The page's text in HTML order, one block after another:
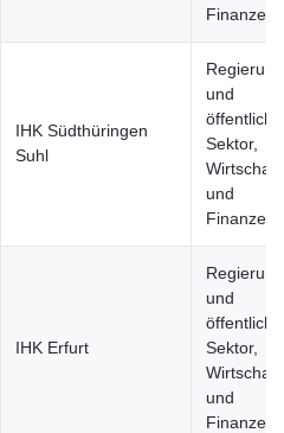
Finanzen
IHK Südthüringen
Suhl
Regierung
und
Sektor,
Wirtschaft
und
Finanzen
IHK Erfurt
Regierung
und
Sektor,
Wirtschaft
und
Finanzen